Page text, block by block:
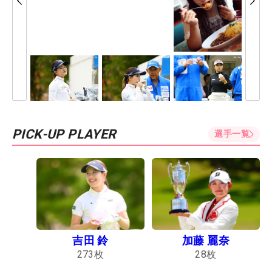
PICK-UP PLAYER 選手一覧
吉田 鈴
273枚
加藤 麗奈
28枚